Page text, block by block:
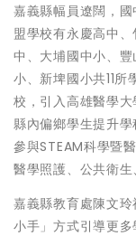
嘉義縣幅員遼闊，
盟學校有永慶高中
中、大埔國中小、
小、新埤國小共11所
校，引入高雄醫學
縣內偏鄉學生提升
參與STEAM科學暨
醫學照護、公共衛生
嘉義縣教育處陳文
小手」方式引導更